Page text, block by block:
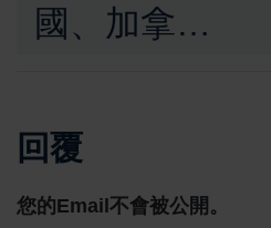
國、加拿
背後目的—
國家安全
回覆
您的Email不會被公開。